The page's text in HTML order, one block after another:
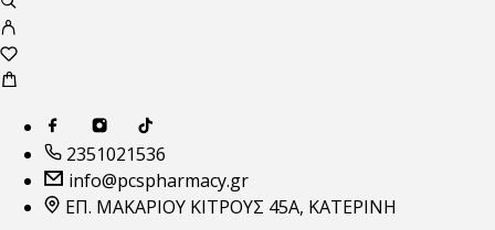
2351021536
info@pcspharmacy.gr
ΕΠ. ΜΑΚΑΡΙΟΥ ΚΙΤΡΟΥΣ 45Α, ΚΑΤΕΡΙΝΗ